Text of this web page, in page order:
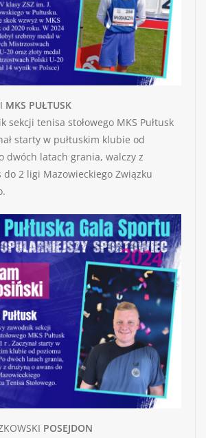
MKS PUŁTUSK
sekcji tenisa stołowego MKS Pułtusk
starty w pułtuskim klubie od
dwóch latach grania, walczy z
2 ligi Mazowieckiego Związku
POSEJDON